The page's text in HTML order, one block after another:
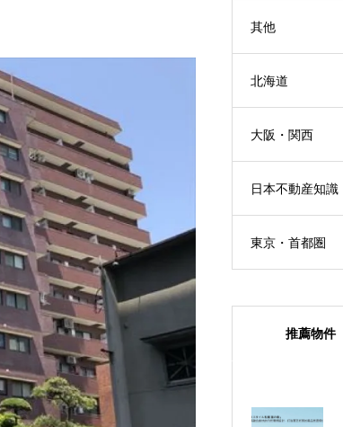
【京都】スペリオン四条烏丸11
04号室
【大阪】アーバンビュー大手前
グランドステージ 503号室
其他
北海道
大阪・関西
日本不動産知識
東京・首都圏
推薦物件